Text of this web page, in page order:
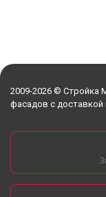
2009-2026 © Стройка
фасадов с доставкой